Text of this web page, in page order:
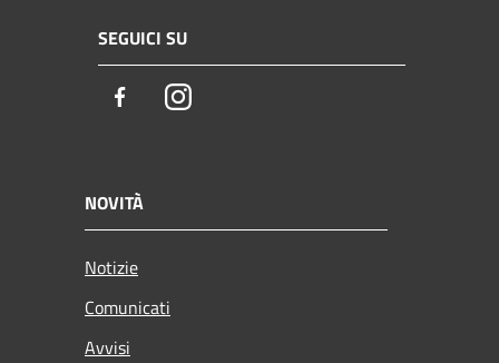
SEGUICI SU
FacebookInstagram
NOVITÀ
Notizie
Comunicati
Avvisi